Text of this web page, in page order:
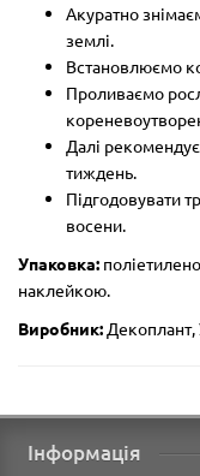
Акуратно
землі.
Встановлюємо
Проливаємо
Далі
тиждень.
Підгодовувати
восени.
Упаковка:
наклейкою.
Виробник: Декоплант,
Інформація